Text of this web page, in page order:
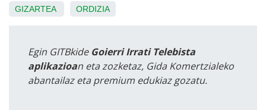
GIZARTEA ORDIZIA
Egin GITBkide Goierri Irrati Telebista
aplikazioan eta zozketaz, Gida Komertzialeko
abantailaz eta premium edukiaz gozatu.